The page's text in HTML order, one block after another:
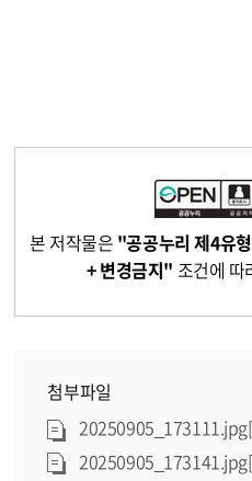
본 저작물은 "공공누리 제4유
+ 변경금지" 조건에 따
첨부파일